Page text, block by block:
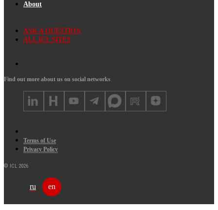
About
ASK A QUESTION
ALL ICL SITES
Find out more about us on social networks
Terms of Use
Privacy Policy
© ICL 2026
ru en